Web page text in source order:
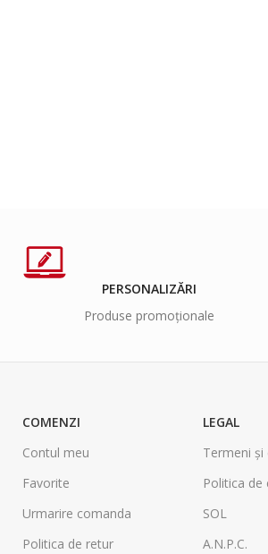
PERSONALIZĂRI
Produse promoționale
COMENZI
Contul meu
Favorite
Urmarire comanda
Politica de retur
LEGAL
Termeni și
Politica
SOL
A.N.P.C.